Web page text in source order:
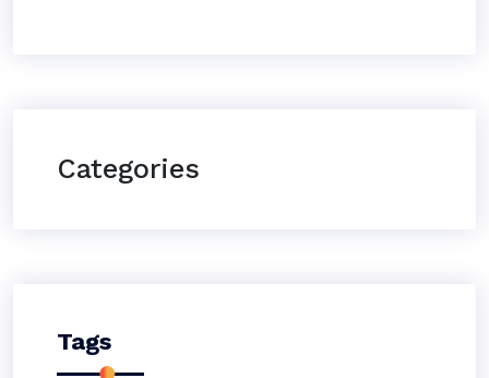
Categories
Tags